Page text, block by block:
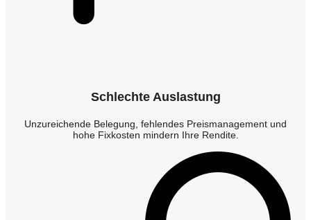
Schlechte Auslastung
Unzureichende Belegung, fehlendes Preismanagement und
hohe Fixkosten mindern Ihre Rendite.